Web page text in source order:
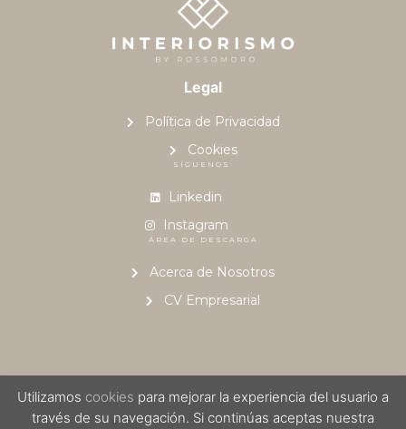
Legal
Política de Privacidad
Cookies
SÍGUENOS
Linkedin
Instagram
ÁREA DE DESCARGA
Acerca de Nosotros
CV Empresarial
© 2023, Desarrollado por Interiorismo by Rossomoro
Rossomoro S.A. de C.V.
Utilizamos cookies para mejorar la experiencia del usuario a
través de su navegación. Si continúas aceptas nuestra